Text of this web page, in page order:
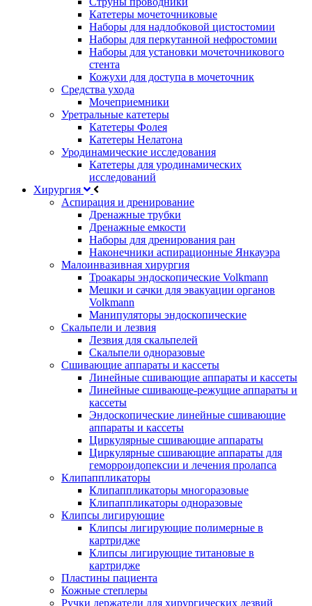
Катетеры мочеточниковые
Наборы для надлобковой цистостомии
Наборы для перкутанной нефростомии
Наборы для установки мочеточникового
стента
Кожухи для доступа в мочеточник
Средства ухода
Мочеприемники
Уретральные катетеры
Катетеры Фолея
Катетеры Нелатона
Уродинамические исследования
Катетеры для уродинамических
исследований
Хирургия
Аспирация и дренирование
Дренажные трубки
Дренажные емкости
Наборы для дренирования ран
Наконечники аспирационные Янкауэра
Малоинвазивная хирургия
Троакары эндоскопические Volkmann
Мешки и сачки для эвакуации органов
Volkmann
Манипуляторы эндоскопические
Скальпели и лезвия
Лезвия для скальпелей
Скальпели одноразовые
Сшивающие аппараты и кассеты
Линейные сшивающие аппараты и кассеты
Линейные сшивающе-режущие аппараты и
кассеты
Эндоскопические линейные сшивающие
аппараты и кассеты
Циркулярные сшивающие аппараты
Циркулярные сшивающие аппараты для
геморроидопексии и лечения пролапса
Клипаппликаторы
Клипаппликаторы многоразовые
Клипаппликаторы одноразовые
Клипсы лигирующие
Клипсы лигирующие полимерные в
картридже
Клипсы лигирующие титановые в
картридже
Пластины пациента
Кожные степлеры
Ручки держатели для хирургических лезвий